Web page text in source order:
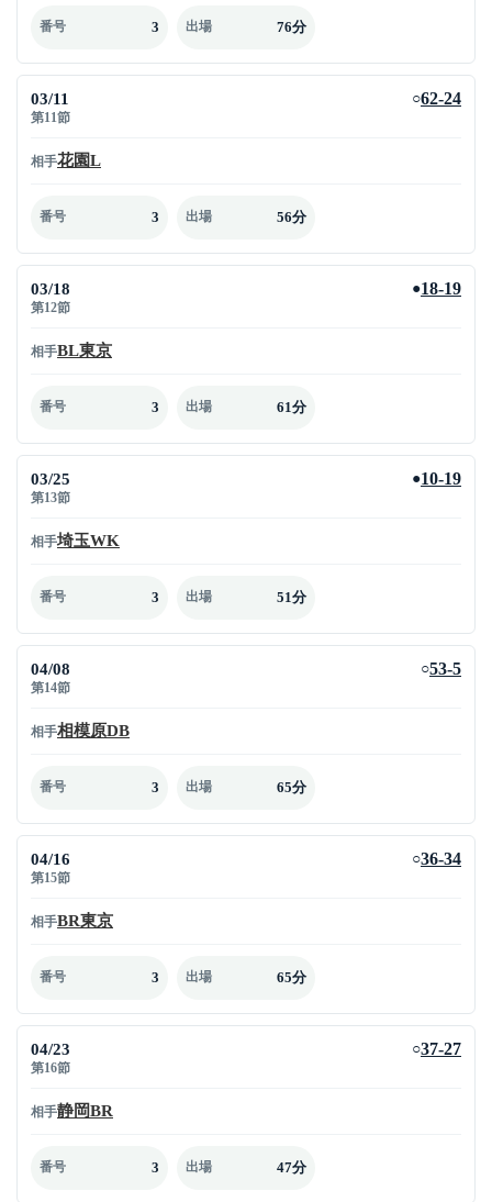
番号 3 出場 76分
03/11
第11節
○62-24
相手花園L
番号 3 出場 56分
03/18
第12節
●18-19
相手BL東京
番号 3 出場 61分
03/25
第13節
●10-19
相手埼玉WK
番号 3 出場 51分
04/08
第14節
○53-5
相手相模原DB
番号 3 出場 65分
04/16
第15節
○36-34
相手BR東京
番号 3 出場 65分
04/23
第16節
○37-27
相手静岡BR
番号 3 出場 47分